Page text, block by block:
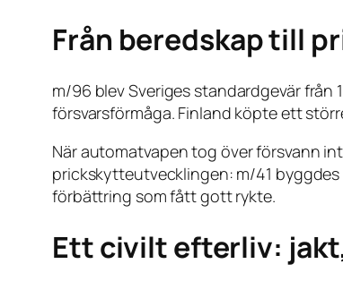
Från beredskap till
m/96 blev Sveriges standardgevär
försvarsförmåga. Finland köpte ett
När automatvapen tog över försvann
prickskytteutvecklingen: m/41 byggdes
förbättring som fått gott rykte.
Ett civilt efterliv: